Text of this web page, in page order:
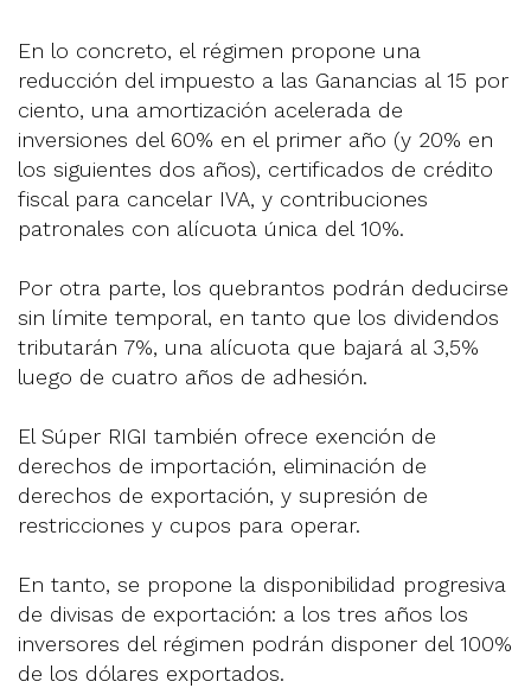
En lo concreto, el régimen propone una
reducción del impuesto a las Ganancias al 15 por
ciento, una amortización acelerada de
inversiones del 60% en el primer año (y 20% en
los siguientes dos años), certificados de crédito
fiscal para cancelar IVA, y contribuciones
patronales con alícuota única del 10%.
Por otra parte, los quebrantos podrán deducirse
sin límite temporal, en tanto que los dividendos
tributarán 7%, una alícuota que bajará al 3,5%
luego de cuatro años de adhesión.
El Súper RIGI también ofrece exención de
derechos de importación, eliminación de
derechos de exportación, y supresión de
restricciones y cupos para operar.
En tanto, se propone la disponibilidad progresiva
de divisas de exportación: a los tres años los
inversores del régimen podrán disponer del 100%
de los dólares exportados.